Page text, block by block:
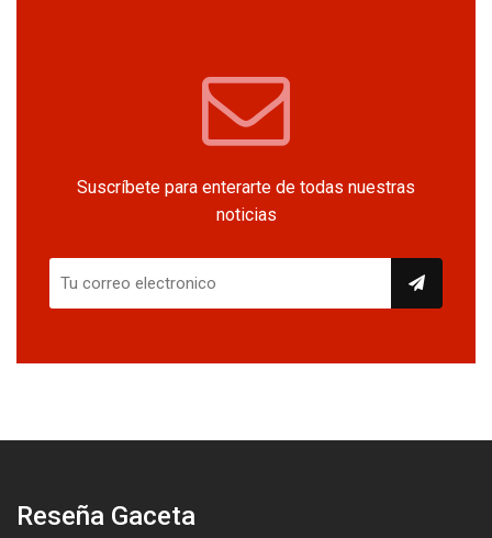
Suscríbete para enterarte de todas nuestras
noticias
Reseña Gaceta